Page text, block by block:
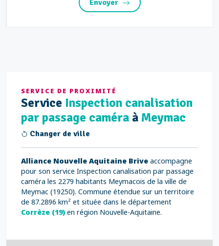
Envoyer
SERVICE DE PROXIMITÉ
Service Inspection canalisation
par passage caméra à Meymac
Changer de ville
Alliance Nouvelle Aquitaine Brive accompagne
pour son service Inspection canalisation par passage
caméra les 2279 habitants Meymacois de la ville de
Meymac (19250). Commune étendue sur un territoire
de 87.2896 km² et située dans le département
Corrèze (19) en région Nouvelle-Aquitaine.